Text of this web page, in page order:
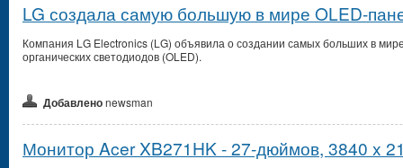
LG создала самую большую в мире OLED-
Компания LG Electronics (LG) объявила о создании самых больших в
органических светодиодов (OLED).
Добавленоnewsman
Монитор Acer XB271HK - 27-дюймов, 3840 x